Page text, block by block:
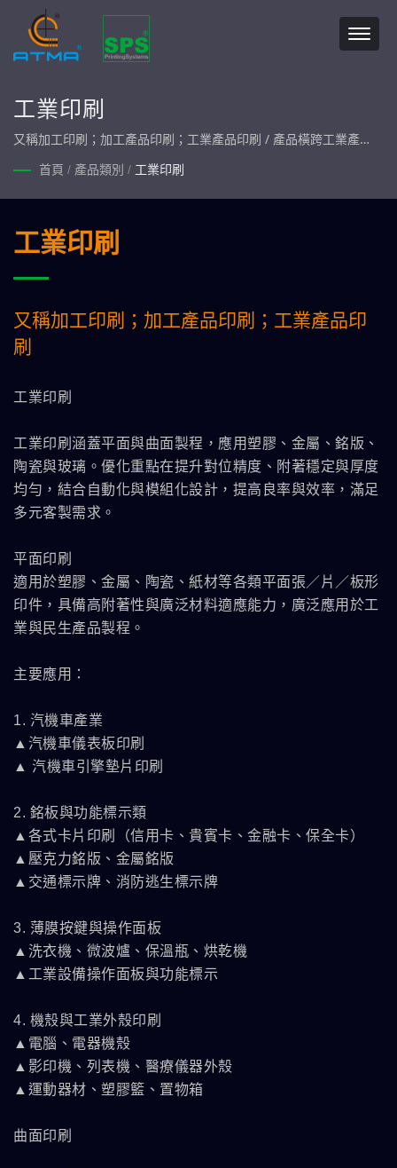
工業印刷
又稱加工印刷；加工產品印刷；工業產品印刷 / 產品橫跨工業產
品、圖文印刷、玻璃印刷、電路印刷、光電印刷、生醫印刷及綠能
印刷等七大產業類別。一條龍服務，產品自行製造、組裝，堅持最
高品質承諾。
首頁 / 產品類別 / 工業印刷
工業印刷
又稱加工印刷；加工產品印刷；工業產品印
刷
工業印刷
工業印刷涵蓋平面與曲面製程，應用塑膠、金屬、銘版、
陶瓷與玻璃。優化重點在提升對位精度、附著穩定與厚度
均勻，結合自動化與模組化設計，提高良率與效率，滿足
多元客製需求。
平面印刷
適用於塑膠、金屬、陶瓷、紙材等各類平面張／片／板形
印件，具備高附著性與廣泛材料適應能力，廣泛應用於工
業與民生產品製程。
主要應用：
1. 汽機車產業
▲汽機車儀表板印刷
▲ 汽機車引擎墊片印刷
2. 銘板與功能標示類
▲各式卡片印刷（信用卡、貴賓卡、金融卡、保全卡）
▲壓克力銘版、金屬銘版
▲交通標示牌、消防逃生標示牌
3. 薄膜按鍵與操作面板
▲洗衣機、微波爐、保溫瓶、烘乾機
▲工業設備操作面板與功能標示
4. 機殼與工業外殼印刷
▲電腦、電器機殼
▲影印機、列表機、醫療儀器外殼
▲運動器材、塑膠籃、置物箱
曲面印刷